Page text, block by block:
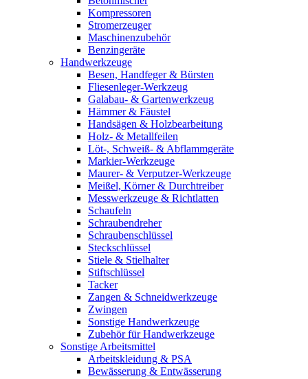
Kompressoren
Stromerzeuger
Maschinenzubehör
Benzingeräte
Handwerkzeuge
Besen, Handfeger & Bürsten
Fliesenleger-Werkzeug
Galabau- & Gartenwerkzeug
Hämmer & Fäustel
Handsägen & Holzbearbeitung
Holz- & Metallfeilen
Löt-, Schweiß- & Abflammgeräte
Markier-Werkzeuge
Maurer- & Verputzer-Werkzeuge
Meißel, Körner & Durchtreiber
Messwerkzeuge & Richtlatten
Schaufeln
Schraubendreher
Schraubenschlüssel
Steckschlüssel
Stiele & Stielhalter
Stiftschlüssel
Tacker
Zangen & Schneidwerkzeuge
Zwingen
Sonstige Handwerkzeuge
Zubehör für Handwerkzeuge
Sonstige Arbeitsmittel
Arbeitskleidung & PSA
Bewässerung & Entwässerung